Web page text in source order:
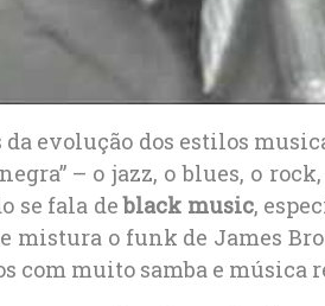
da evolução dos estilos
– o jazz, o blues, o
se fala deblack music,
mistura o funk de James
com muito samba e música